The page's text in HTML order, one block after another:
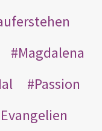
Magdalena
Passion
Evangelien